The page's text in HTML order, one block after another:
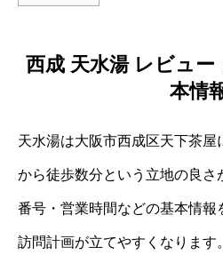
西成 天水湯 レビュー
本情
天水湯は大阪市西成区天下茶屋
から徒歩数分という立地の良さ
番号・営業時間などの基本情報
訪問計画が立てやすくなります